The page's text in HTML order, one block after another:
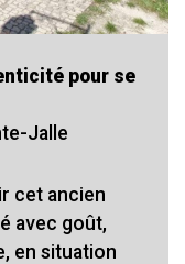
pour se
Jalle
cet ancien
avec goût,
en situation